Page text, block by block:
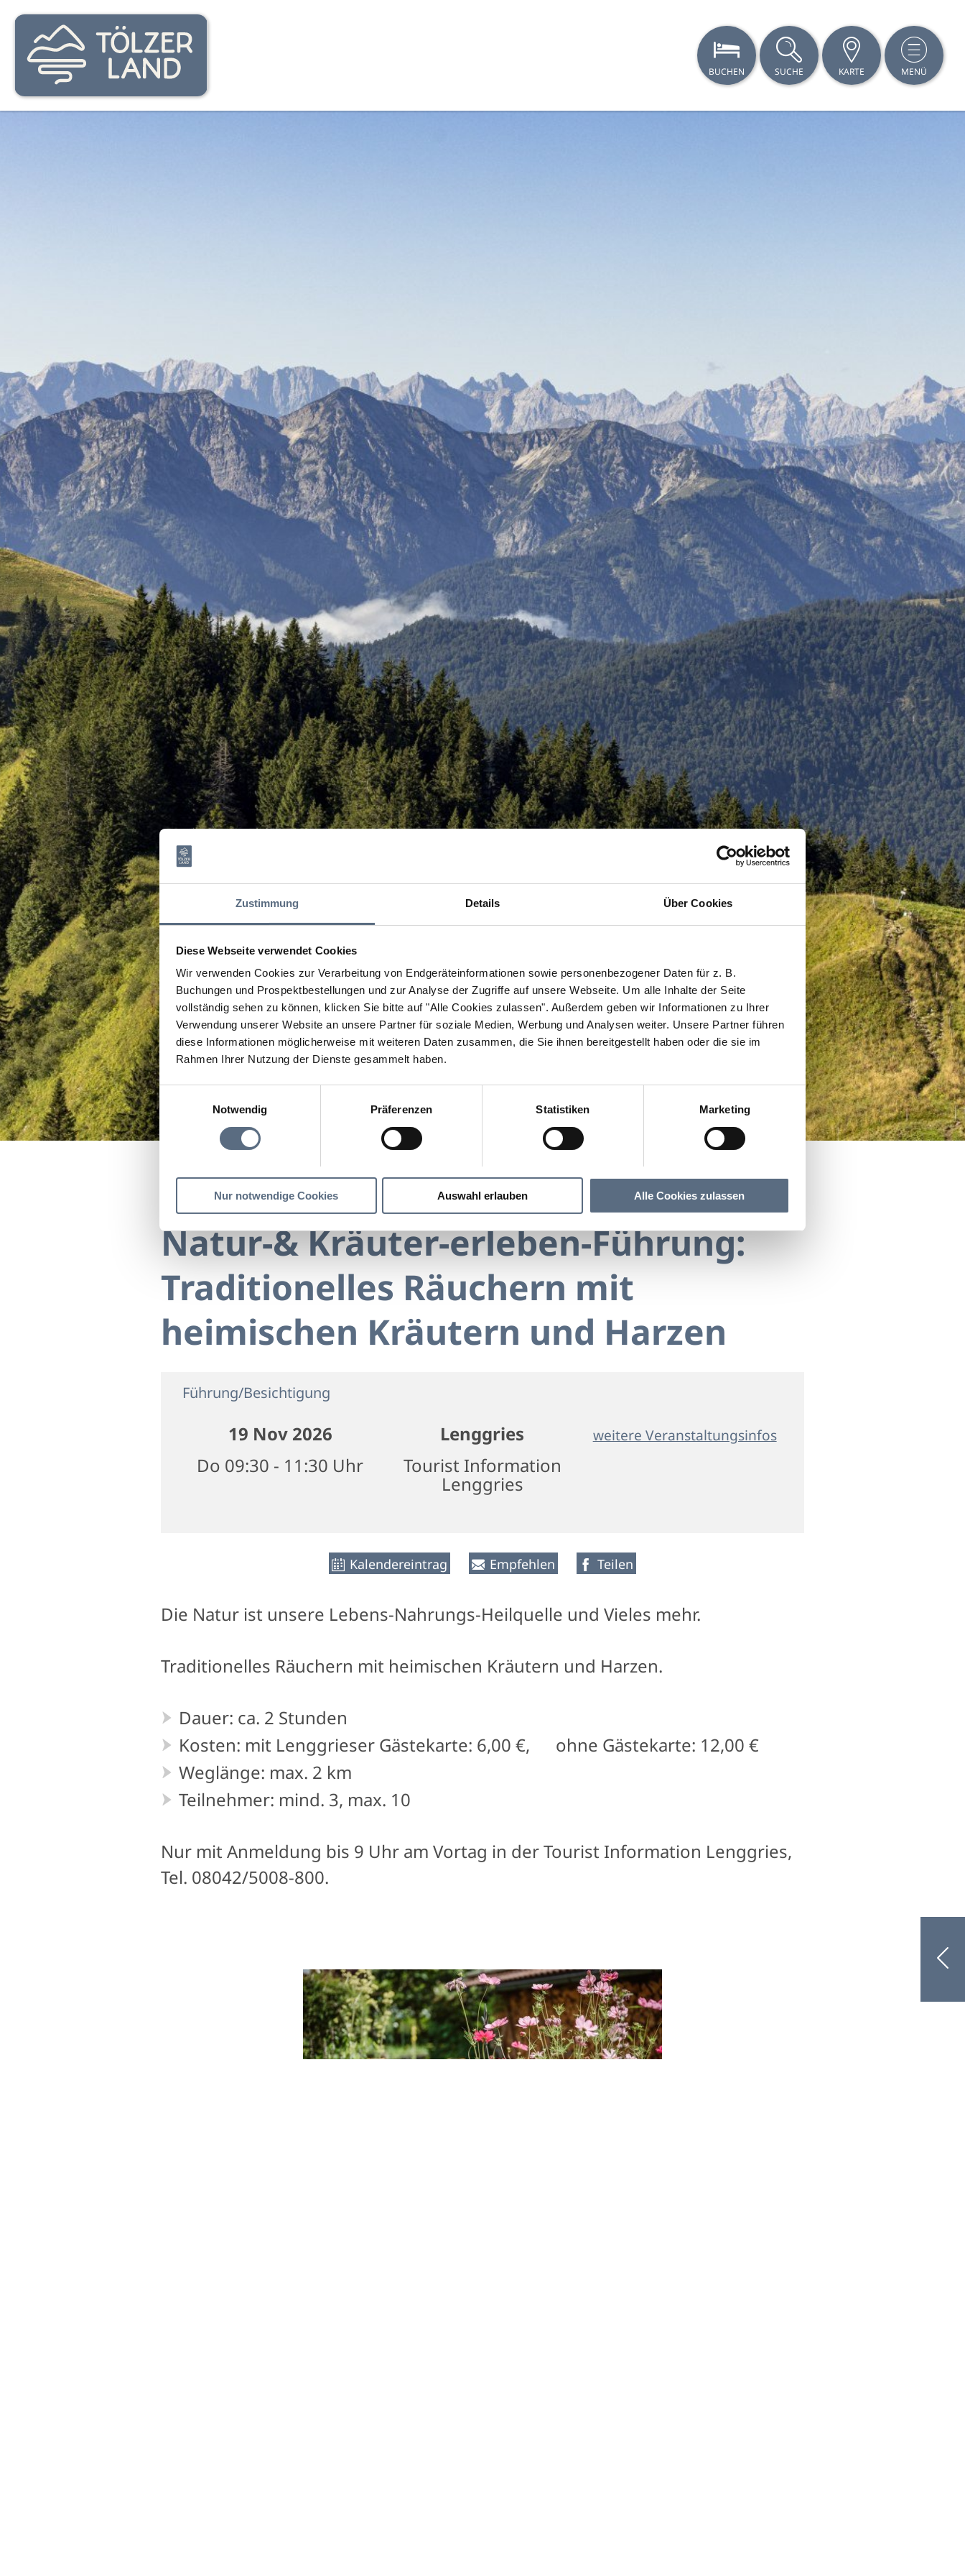
Zustimmung Details Über Cookies
Diese Webseite verwendet Cookies
Wir verwenden Cookies zur Verarbeitung von Endgeräteinformationen sowie personenbezogener Daten für z. B.
Buchungen und Prospektbestellungen und zur Analyse der Zugriffe auf unsere Webseite. Um alle Inhalte der Seite
vollständig sehen zu können, klicken Sie bitte auf "Alle Cookies zulassen". Außerdem geben wir Informationen zu Ihrer
Verwendung unserer Website an unsere Partner für soziale Medien, Werbung und Analysen weiter. Unsere Partner führen
diese Informationen möglicherweise mit weiteren Daten zusammen, die Sie ihnen bereitgestellt haben oder die sie im
Rahmen Ihrer Nutzung der Dienste gesammelt haben.
Einwilligungsauswahl
Notwendig
Präferenzen Statistiken Marketing
Nur notwendige Cookies Auswahl erlauben Alle Cookies zulassen
BUCHEN SUCHE KARTE MENÜ
Natur-& Kräuter-erleben-Führung: Traditionelles Räuchern mit heimischen Kräutern und Harzen
Natur-& Kräuter-erleben-Führung: Traditionelles Räuchern mit heimischen Kräutern und Harzen
Natur-& Kräuter-erleben-Führung:
Traditionelles Räuchern mit
heimischen Kräutern und Harzen
Führung/Besichtigung
19 Nov 2026
Do 09:30 - 11:30 Uhr
Lenggries
Tourist Information
Lenggries
weitere Veranstaltungsinfos
Kalendereintrag Empfehlen Teilen
Die Natur ist unsere Lebens-Nahrungs-Heilquelle und Vieles mehr.
Traditionelles Räuchern mit heimischen Kräutern und Harzen.
Dauer: ca. 2 Stunden
Kosten: mit Lenggrieser Gästekarte: 6,00 €, ohne Gästekarte: 12,00 €
Weglänge: max. 2 km
Teilnehmer: mind. 3, max. 10
Nur mit Anmeldung bis 9 Uhr am Vortag in der Tourist Information Lenggries,
Tel. 08042/5008-800.